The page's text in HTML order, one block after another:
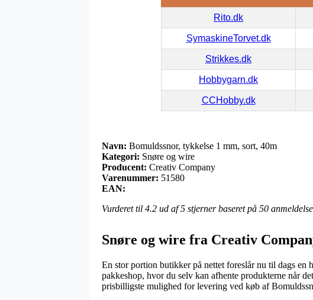
Rito.dk
SymaskineTorvet.dk
Strikkes.dk
Hobbygarn.dk
CCHobby.dk
Navn: Bomuldssnor, tykkelse 1 mm, sort, 40m
Kategori: Snøre og wire
Producent: Creativ Company
Varenummer: 51580
EAN:
Vurderet til 4.2 ud af 5 stjerner baseret på 50
Snøre og wire fra Creativ
En stor portion butikker på nettet foreslår nu til dags
pakkeshop, hvor du selv kan afhente produkterne når
prisbilligste mulighed for levering ved køb af